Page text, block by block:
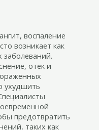
воспаление
возникает как
отек и
ухудшить
предотвратить
таких как